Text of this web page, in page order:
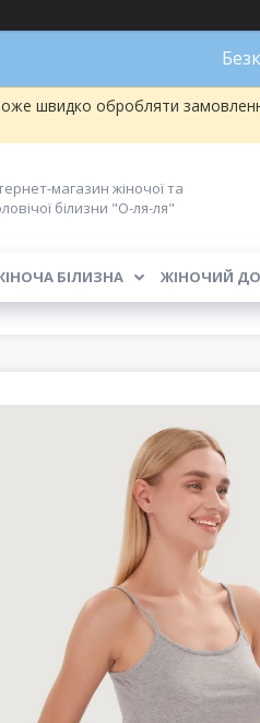
швидко обробляти
магазин жіночої та
білизни "О-ля-ля"
БІЛИЗНА ЖІНОЧИЙ